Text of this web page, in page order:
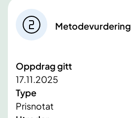
Metodevurdering
Oppdrag gitt
17.11.2025
Type
Prisnotat